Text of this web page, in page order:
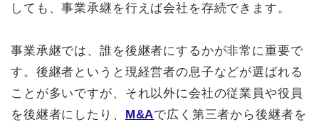
しても、事業承継を行えば会社を存続できます。
事業承継では、誰を後継者にするかが非常に重要で
す。後継者というと現経営者の息子などが選ばれる
ことが多いですが、それ以外に会社の従業員や役員
を後継者にしたり、 M&Aで広く第三者から後継者を